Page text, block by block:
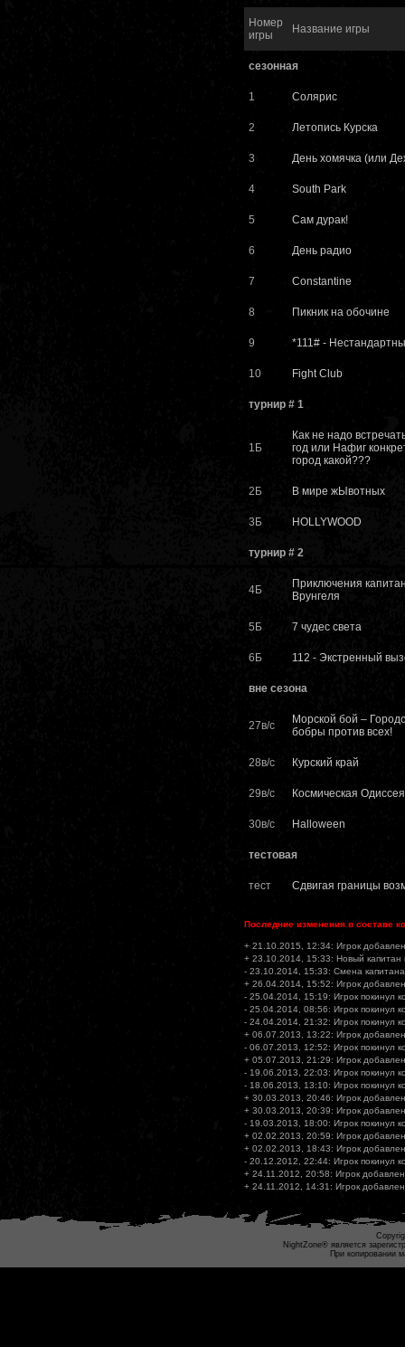
Номер
игры
Название игры
сезонная
1 Солярис
2 Летопись Курска
3 День хомячка (или
4 South Park
5 Сам дурак!
6 День радио
7 Constantine
8 Пикник на обочине
9 *111# -
10 Fight Club
турнир # 1
1Б
Как не надо
год или Нафиг
город какой???
2Б В мире жЫвотных
3Б HOLLYWOOD
турнир # 2
4Б
Приключения
Врунгеля
5Б 7 чудес света
6Б 112 - Экстренный
вне сезона
27в/с
Морской бой –
бобры против всех!
28в/с Курский край
29в/с Космическая Одиссея
30в/с Halloween
тестовая
тест Сдвигая границы
Последние изменения в составе
+ 21.10.2015, 12:34: Игрок
+ 23.10.2014, 15:33: Новый капитан
- 23.10.2014, 15:33: Смена
+ 26.04.2014, 15:52: Игрок
- 25.04.2014, 15:19: Игрок покинул
- 25.04.2014, 08:56: Игрок покинул
- 24.04.2014, 21:32: Игрок покинул
+ 06.07.2013, 13:22: Игрок
- 06.07.2013, 12:52: Игрок покинул
+ 05.07.2013, 21:29: Игрок
- 19.06.2013, 22:03: Игрок покинул
- 18.06.2013, 13:10: Игрок покинул
+ 30.03.2013, 20:46: Игрок
+ 30.03.2013, 20:39: Игрок
- 19.03.2013, 18:00: Игрок покинул
+ 02.02.2013, 20:59: Игрок
+ 02.02.2013, 18:43: Игрок
- 20.12.2012, 22:44: Игрок покинул
+ 24.11.2012, 20:58: Игрок
+ 24.11.2012, 14:31: Игрок
NightZone® является
При копировании